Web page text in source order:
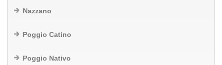
Nazzano
Poggio Catino
Poggio Nativo